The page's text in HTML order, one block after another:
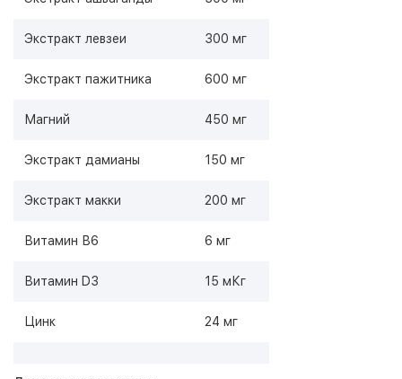
Экстракт левзеи 300 мг
Экстракт пажитника 600 мг
Магний 450 мг
Экстракт дамианы 150 мг
Экстракт макки 200 мг
Витамин В6 6 мг
Витамин D3 15 мКг
Цинк 24 мг